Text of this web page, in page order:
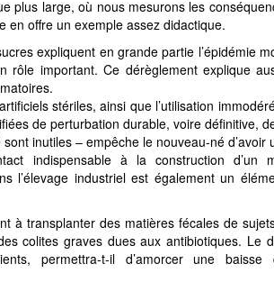
plus large, où nous mesurons les
en offre un exemple assez didactique.
expliquent en grande partie l’épidémie
important. Ce dérèglement explique
stériles, ainsi que l’utilisation
de perturbation durable, voire définitive,
inutiles – empêche le nouveau-né d’avoir
indispensable à la construction d’un
l’élevage industriel est également un
à transplanter des matières fécales de
colites graves dues aux antibiotiques. Le
permettra-t-il d’amorcer une baisse